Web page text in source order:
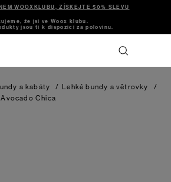
WOOXKLUBU, ZÍSKEJTE 50% SLEVU
že jsi ve Woox klubu.
jsou ti k dispozici za polovinu.
a kabáty / Lehké bundy a větrovky
/
Chica